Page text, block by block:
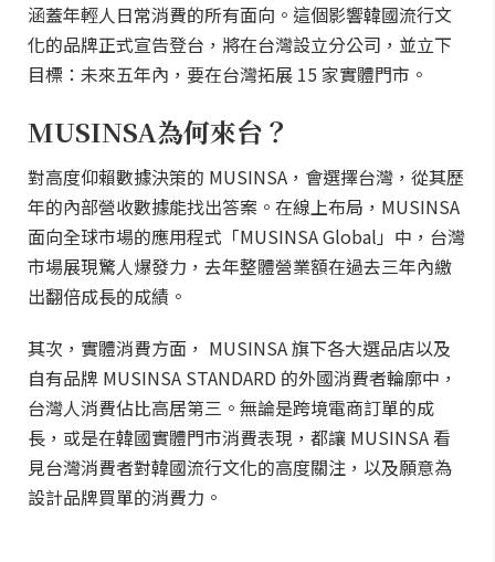
涵蓋年輕人日常消費的所有面向。這個影響韓國流行文
化的品牌正式宣告登台，將在台灣設立分公司，並立下
目標：未來五年內，要在台灣拓展 15 家實體門市。
MUSINSA為何來台？
對高度仰賴數據決策的 MUSINSA，會選擇台灣，從其歷
年的內部營收數據能找出答案。在線上布局，MUSINSA
面向全球市場的應用程式「MUSINSA Global」中，台灣
市場展現驚人爆發力，去年整體營業額在過去三年內繳
出翻倍成長的成績。
其次，實體消費方面， MUSINSA 旗下各大選品店以及
自有品牌 MUSINSA STANDARD 的外國消費者輪廓中，
台灣人消費佔比高居第三。無論是跨境電商訂單的成
長，或是在韓國實體門市消費表現，都讓 MUSINSA 看
見台灣消費者對韓國流行文化的高度關注，以及願意為
設計品牌買單的消費力。